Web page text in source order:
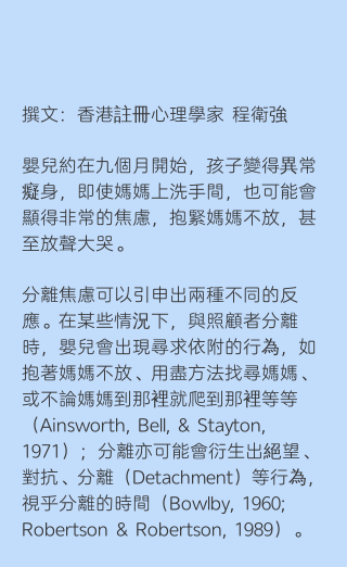
撰文：香港註冊心理學家 程衛強
嬰兒約在九個月開始，孩子變得異常
癡身，即使媽媽上洗手間，也可能會
顯得非常的焦慮，抱緊媽媽不放，甚
至放聲大哭。
分離焦慮可以引申出兩種不同的反
應。在某些情況下，與照顧者分離
時，嬰兒會出現尋求依附的行為，如
抱著媽媽不放、用盡方法找尋媽媽、
或不論媽媽到那裡就爬到那裡等等
（Ainsworth, Bell, & Stayton,
1971）；分離亦可能會衍生出絕望、
對抗、分離（Detachment）等行為，
視乎分離的時間（Bowlby, 1960;
Robertson & Robertson, 1989）。